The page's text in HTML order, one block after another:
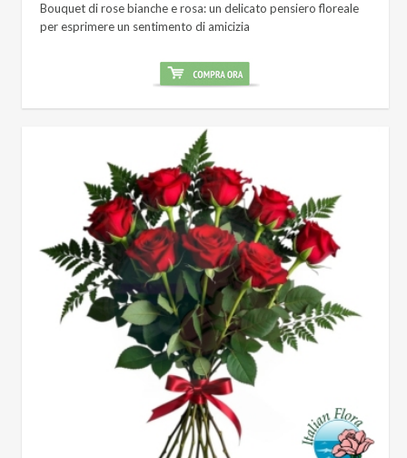
Bouquet di rose bianche e rosa: un delicato pensiero floreale
per esprimere un sentimento di amicizia